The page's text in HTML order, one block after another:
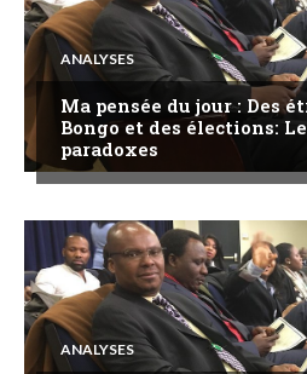
ANALYSES
Ma pensée du jour : Des
Bongo et des élections:
paradoxes
ANALYSES